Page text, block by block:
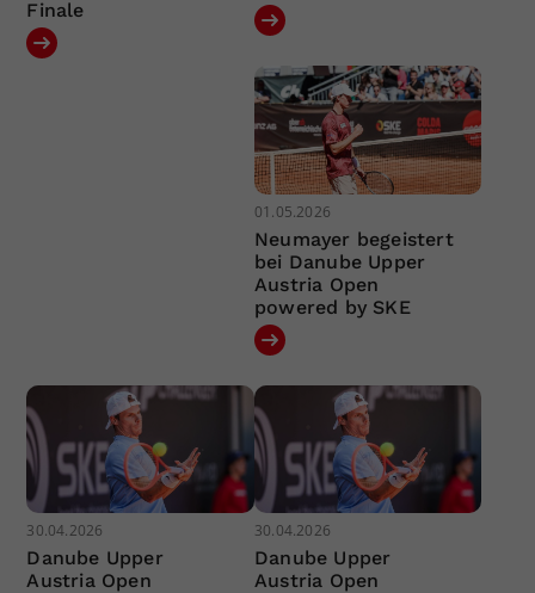
Finale
01.05.2026
Neumayer begeistert
bei Danube Upper
Austria Open
powered by SKE
30.04.2026
Danube Upper
Austria Open
30.04.2026
Danube Upper
Austria Open